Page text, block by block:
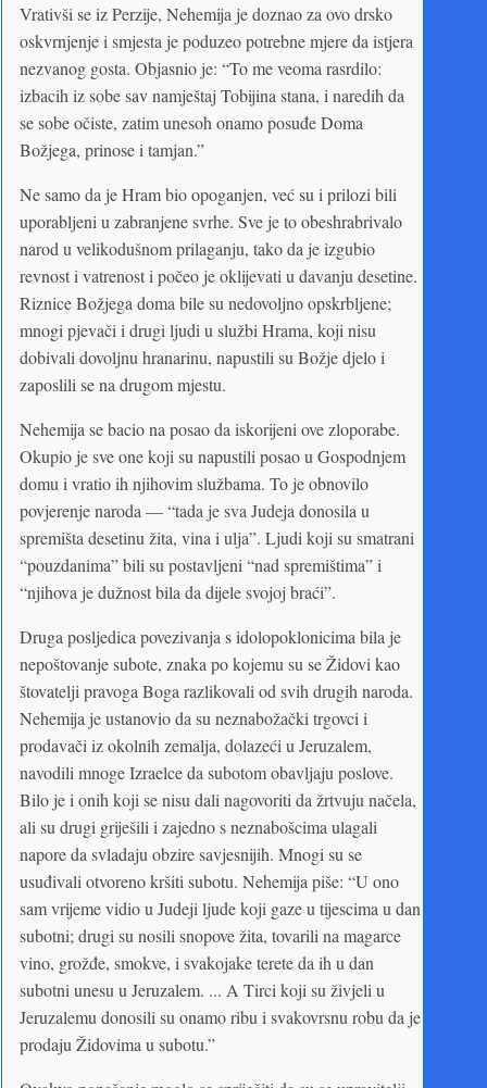
Vrativši se iz Perzije, Nehemija je doznao za ovo drsko
oskvrnjenje i smjesta je poduzeo potrebne mjere da istjera
nezvanog gosta. Objasnio je: “To me veoma rasrdilo:
izbacih iz sobe sav namještaj Tobijina stana, i naredih da
se sobe očiste, zatim unesoh onamo posuđe Doma
Božjega, prinose i tamjan.”
Ne samo da je Hram bio opoganjen, već su i prilozi bili
uporabljeni u zabranjene svrhe. Sve je to obeshrabrivalo
narod u velikodušnom prilaganju, tako da je izgubio
revnost i vatrenost i počeo je oklijevati u davanju desetine.
Riznice Božjega doma bile su nedovoljno opskrbljene;
mnogi pjevači i drugi ljudi u službi Hrama, koji nisu
dobivali dovoljnu hranarinu, napustili su Božje djelo i
zaposlili se na drugom mjestu.
Nehemija se bacio na posao da iskorijeni ove zloporabe.
Okupio je sve one koji su napustili posao u Gospodnjem
domu i vratio ih njihovim službama. To je obnovilo
povjerenje naroda — “tada je sva Judeja donosila u
spremišta desetinu žita, vina i ulja”. Ljudi koji su smatrani
“pouzdanima” bili su postavljeni “nad spremištima” i
“njihova je dužnost bila da dijele svojoj braći”.
Druga posljedica povezivanja s idolopoklonicima bila je
nepoštovanje subote, znaka po kojemu su se Židovi kao
štovatelji pravoga Boga razlikovali od svih drugih naroda.
Nehemija je ustanovio da su neznabožački trgovci i
prodavači iz okolnih zemalja, dolazeći u Jeruzalem,
navodili mnoge Izraelce da subotom obavljaju poslove.
Bilo je i onih koji se nisu dali nagovoriti da žrtvuju načela,
ali su drugi griješili i zajedno s neznabošcima ulagali
napore da svladaju obzire savjesnijih. Mnogi su se
usuđivali otvoreno kršiti subotu. Nehemija piše: “U ono
sam vrijeme vidio u Judeji ljude koji gaze u tijescima u dan
subotni; drugi su nosili snopove žita, tovarili na magarce
vino, grožđe, smokve, i svakojake terete da ih u dan
subotni unesu u Jeruzalem. ... A Tirci koji su živjeli u
Jeruzalemu donosili su onamo ribu i svakovrsnu robu da je
prodaju Židovima u subotu.”